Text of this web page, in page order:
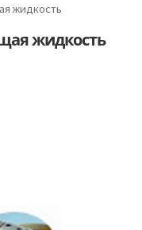
жидкость
жидкость